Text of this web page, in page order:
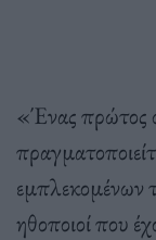
«Ένας πρώτος
εμπλεκομένων
ηθοποιοί που